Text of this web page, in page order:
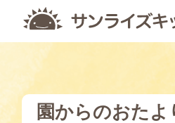
園からのおたよ